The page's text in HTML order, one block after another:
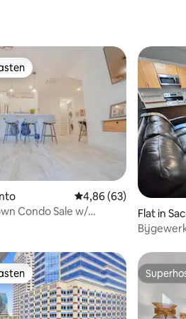
Gemiddelde
4,86 (63)
Condo Sale w/
Flat in